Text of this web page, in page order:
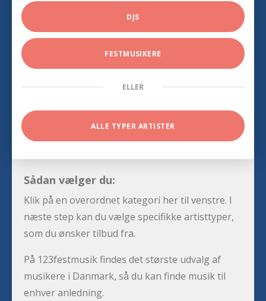
DJS
FESTMUSIKERE
ELLER
ALLE TYPER ARTISTER
Sådan vælger du:
Klik på en overordnet kategori her til venstre. I
næste step kan du vælge specifikke artisttyper,
som du ønsker tilbud fra.
På 123festmusik findes det største udvalg af
musikere i Danmark, så du kan finde musik til
enhver anledning.